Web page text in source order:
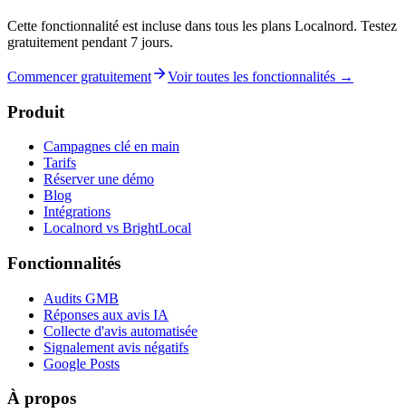
Cette fonctionnalité est incluse dans tous les plans Localnord. Testez
gratuitement pendant 7 jours.
Commencer gratuitement Voir toutes les fonctionnalités →
Produit
Campagnes clé en main
Tarifs
Réserver une démo
Blog
Intégrations
Localnord vs BrightLocal
Fonctionnalités
Audits GMB
Réponses aux avis IA
Collecte d'avis automatisée
Signalement avis négatifs
Google Posts
À propos